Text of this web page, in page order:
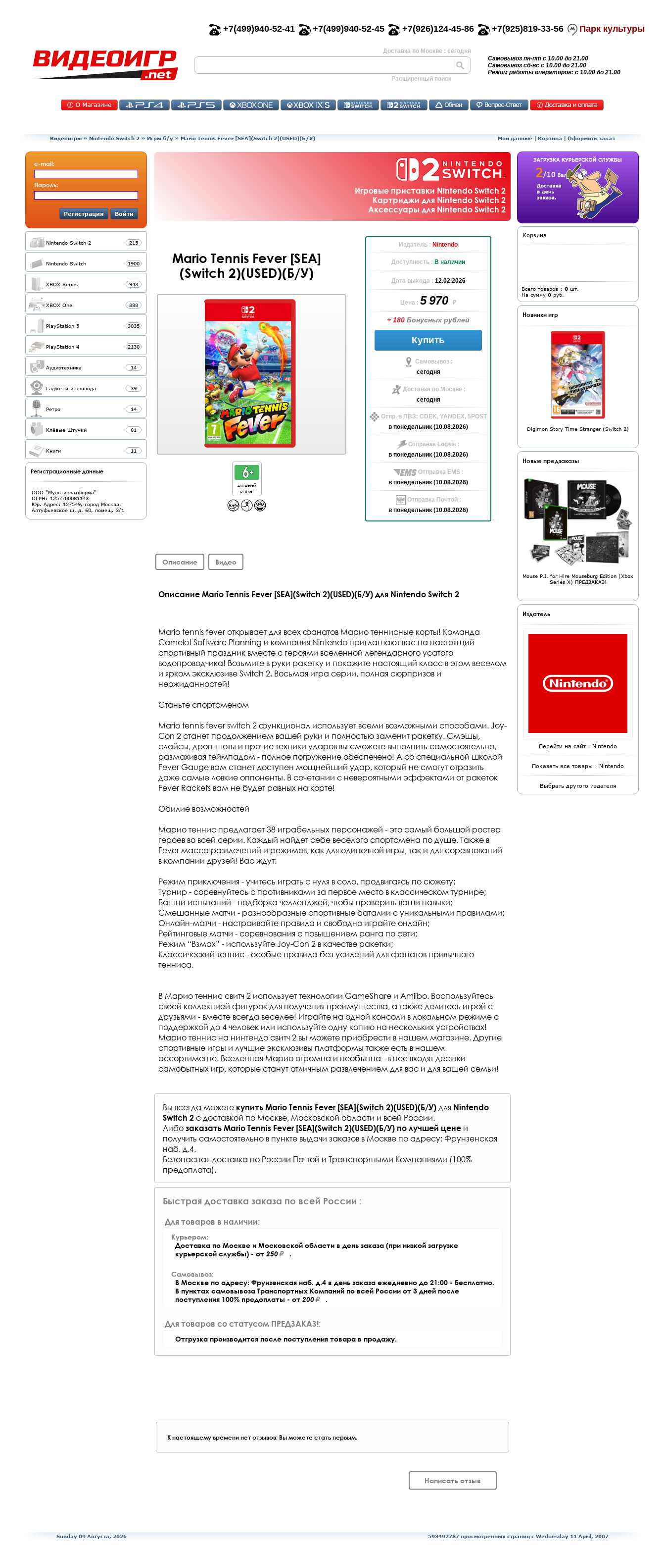
+7(499)940-52-41 +7(499)940-52-45 +7(926)124-45-86 +7(925)819-33-56 Парк культуры
Доставка по Москве : сегодня
Расширенный поиск
Самовывоз пн-пт с 10.00 до 21.00
Самовывоз сб-вс с 10.00 до 21.00
Режим работы операторов: с 10.00 до 21.00
Видеоигры » Nintendo Switch 2 » Игры б/у » Mario Tennis Fever [SEA](Switch 2)(USED)(Б/У) Мои данные | Корзина | Оформить заказ
e-mail:
Пароль:
Регистрация Войти
Nintendo Switch 2 215
Nintendo Switch 1900
XBOX Series 943
XBOX One 888
PlayStation 5 3035
PlayStation 4 2130
Аудиотехника 14
Гаджеты и провода 39
Ретро 14
Клёвые Штучки 61
Книги 11
Регистрационные данные
ООО "Мультиплатформа"
ОГРН: 1257700081143
Юр. Адрес: 127549, город Москва,
Алтуфьевское ш, д. 60, помещ. 3/1
Игровые приставки Nintendo Switch 2
Картриджи для Nintendo Switch 2
Аксессуары для Nintendo Switch 2
Mario Tennis Fever [SEA]
(Switch 2)(USED)(Б/У)
для детей
от 6 лет
Издатель : Nintendo
Доступность : В наличии
Дата выхода : 12.02.2026
Цена : 5 970 ₽
+ 180 Бонусных рублей
Купить
Самовывоз :
сегодня
Доставка по Москве :
сегодня
Отпр. в ПВЗ: CDEK, YANDEX, 5POST
в понедельник (10.08.2026)
Отправка Logsis :
в понедельник (10.08.2026)
Отправка EMS :
в понедельник (10.08.2026)
Отправка Почтой :
в понедельник (10.08.2026)
Описание Видео
Описание Mario Tennis Fever [SEA](Switch 2)(USED)(Б/У) для Nintendo Switch 2
Mario tennis fever открывает для всех фанатов Марио теннисные корты! Команда
Camelot Software Planning и компания Nintendo приглашают вас на настоящий
спортивный праздник вместе с героями вселенной легендарного усатого
водопроводчика! Возьмите в руки ракетку и покажите настоящий класс в этом веселом
и ярком эксклюзиве Switch 2. Восьмая игра серии, полная сюрпризов и
неожиданностей!
Станьте спортсменом
Mario tennis fever switch 2 функционал использует всеми возможными способами. Joy-
Con 2 станет продолжением вашей руки и полностью заменит ракетку. Смэшы,
слайсы, дроп-шоты и прочие техники ударов вы сможете выполнить самостоятельно,
размахивая геймпадом - полное погружение обеспечено! А со специальной школой
Fever Gauge вам станет доступен мощнейший удар, который не смогут отразить
даже самые ловкие оппоненты. В сочетании с невероятными эффектами от ракеток
Fever Rackets вам не будет равных на корте!
Обилие возможностей
Марио теннис предлагает 38 играбельных персонажей - это самый большой ростер
героев во всей серии. Каждый найдет себе веселого спортсмена по душе. Также в
Fever масса развлечений и режимов, как для одиночной игры, так и для соревнований
в компании друзей! Вас ждут:
Режим приключения - учитесь играть с нуля в соло, продвигаясь по сюжету;
Турнир - соревнуйтесь с противниками за первое место в классическом турнире;
Башни испытаний - подборка челленджей, чтобы проверить ваши навыки;
Смешанные матчи - разнообразные спортивные баталии с уникальными правилами;
Онлайн-матчи - настраивайте правила и свободно играйте онлайн;
Рейтинговые матчи - соревнования с повышением ранга по сети;
Режим “Взмах” - используйте Joy-Con 2 в качестве ракетки;
Классический теннис - особые правила без усилений для фанатов привычного
тенниса.
В Марио теннис свитч 2 использует технологии GameShare и Amiibo. Воспользуйтесь
своей коллекцией фигурок для получения преимущества, а также делитесь игрой с
друзьями - вместе всегда веселее! Играйте на одной консоли в локальном режиме с
поддержкой до 4 человек или используйте одну копию на нескольких устройствах!
Марио теннис на нинтендо свитч 2 вы можете приобрести в нашем магазине. Другие
спортивные игры и лучшие эксклюзивы платформы также есть в нашем
ассортименте. Вселенная Марио огромна и необъятна - в нее входят десятки
самобытных игр, которые станут отличным развлечением для вас и для вашей семьи!
Вы всегда можете купить Mario Tennis Fever [SEA](Switch 2)(USED)(Б/У) для Nintendo
Switch 2 с доставкой по Москве, Московской области и всей России.
Либо заказать Mario Tennis Fever [SEA](Switch 2)(USED)(Б/У) по лучшей цене и
получить самостоятельно в пункте выдачи заказов в Москве по адресу: Фрунзенская
наб. д.4.
Безопасная доставка по России Почтой и Транспортными Компаниями (100%
предоплата).
Быстрая доставка заказа по всей России :
Для товаров в наличии:
Курьером:
Доставка по Москве и Московской области в день заказа (при низкой загрузке
курьерской службы) - от 250 .
Самовывоз:
В Москве по адресу: Фрунзенская наб. д.4 в день заказа ежедневно до 21:00 - Бесплатно.
В пунктах самовывоза Транспортных Компаний по всей России от 3 дней после
поступления 100% предоплаты - от 200 .
Для товаров со статусом ПРЕДЗАКАЗ!:
Отгрузка производится после поступления товара в продажу.
К настоящему времени нет отзывов, Вы можете стать первым.
Написать отзыв
Корзина
Всего товаров : 0 шт.
На сумму 0 руб.
Новинки игр
Digimon Story Time Stranger (Switch 2)
Новые предзаказы
Mouse P.I. for Hire Mouseburg Edition (Xbox
Series X) ПРЕДЗАКАЗ!
Издатель
Перейти на сайт : Nintendo
Показать все товары : Nintendo
Выбрать другого издателя
Sunday 09 Августа, 2026 593492787 просмотренных страниц c Wednesday 11 April, 2007